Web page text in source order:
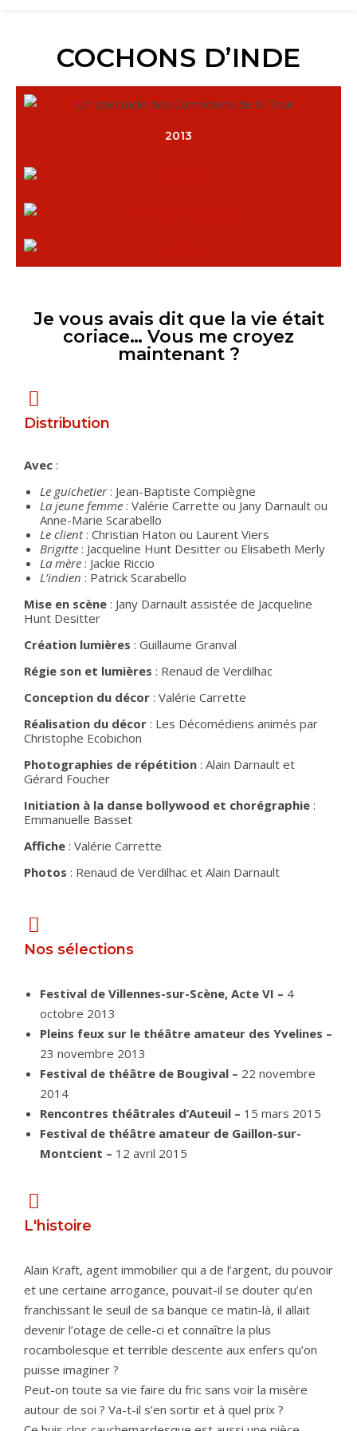
COCHONS D’INDE
2013
Je vous avais dit que la vie était
coriace… Vous me croyez
maintenant ?
Distribution
Avec :
Le guichetier: Jean-Baptiste Compiègne
La jeune femme : Valérie Carrette ou Jany Darnault ou
Anne-Marie Scarabello
Le client: Christian Haton ou Laurent Viers
Brigitte : Jacqueline Hunt Desitter ou Elisabeth Merly
La mère : Jackie Riccio
L’indien : Patrick Scarabello
Mise en scène : Jany Darnault assistée de Jacqueline
Hunt Desitter
Création lumières : Guillaume Granval
Régie son et lumières : Renaud de Verdilhac
Conception du décor : Valérie Carrette
Réalisation du décor : Les Décomédiens animés par
Christophe Ecobichon
Photographies de répétition : Alain Darnault et
Gérard Foucher
Initiation à la danse bollywood et chorégraphie :
Emmanuelle Basset
Affiche : Valérie Carrette
Photos : Renaud de Verdilhac et Alain Darnault
Nos sélections
Festival de Villennes-sur-Scène, Acte VI – 4
octobre 2013
Pleins feux sur le théâtre amateur des Yvelines –
23 novembre 2013
Festival de théâtre de Bougival – 22 novembre
2014
Rencontres théâtrales d’Auteuil – 15 mars 2015
Festival de théâtre amateur de Gaillon-sur-
Montcient – 12 avril 2015
L'histoire
Alain Kraft, agent immobilier qui a de l’argent, du pouvoir
et une certaine arrogance, pouvait-il se douter qu’en
franchissant le seuil de sa banque ce matin-là, il allait
devenir l’otage de celle-ci et connaître la plus
rocambolesque et terrible descente aux enfers qu’on
puisse imaginer ?
Peut-on toute sa vie faire du fric sans voir la misère
autour de soi ? Va-t-il s’en sortir et à quel prix ?